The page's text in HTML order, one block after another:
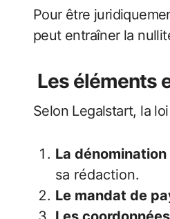
Pour être
peut entraîner la
Les éléments
Selon Legalstart, la
La
sa rédaction.
Le mandat de